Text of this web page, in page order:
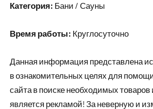
Категория: Бани / Сауны
Время работы: Круглосуточно
Данная информация представлена
в ознакомительных целях для
сайта в поиске необходимых
является рекламой! За неверную и